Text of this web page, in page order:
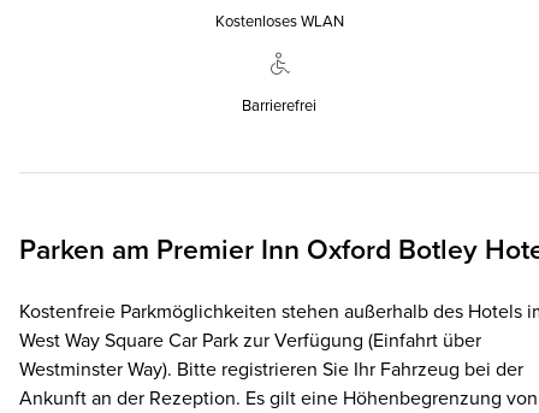
Kostenloses WLAN
Barrierefrei
Parken am Premier Inn Oxford Botley
Kostenfreie Parkmöglichkeiten stehen außerhalb des Hotels
West Way Square Car Park zur Verfügung (Einfahrt über
Westminster Way). Bitte registrieren Sie Ihr Fahrzeug bei der
Ankunft an der Rezeption. Es gilt eine Höhenbegrenzung von